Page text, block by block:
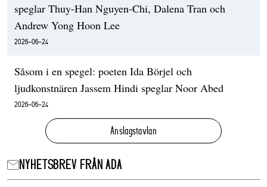
speglar Thuy-Han Nguyen-Chi, Dalena Tran och
Andrew Yong Hoon Lee
2026-06-24
Såsom i en spegel: poeten Ida Börjel och
ljudkonstnären Jassem Hindi speglar Noor Abed
2026-06-24
Anslagstavlan
NYHETSBREV FRÅN ADA